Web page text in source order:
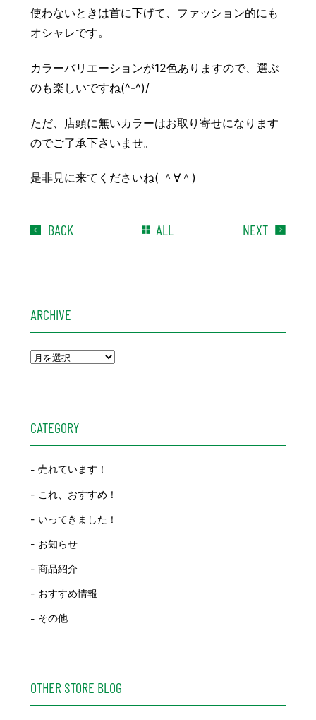
使わないときは首に下げて、ファッション的にも
オシャレです。
カラーバリエーションが12色ありますので、選ぶ
のも楽しいですね(^-^)/
ただ、店頭に無いカラーはお取り寄せになります
のでご了承下さいませ。
是非見に来てくださいね( ＾∀＾)
BACK ALL NEXT
ARCHIVE
CATEGORY
売れています！
これ、おすすめ！
いってきました！
お知らせ
商品紹介
おすすめ情報
その他
OTHER STORE BLOG